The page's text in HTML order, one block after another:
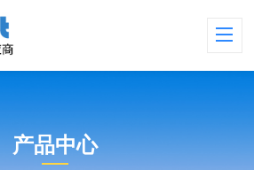
产品中心